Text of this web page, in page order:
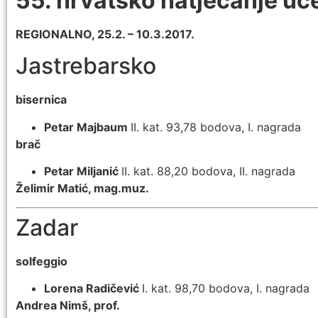
REGIONALNO, 25.2. – 10.3.2017.
Jastrebarsko
bisernica
Petar Majbaum II. kat. 93,78 bodova, I. nagrada
brač
Petar Miljanić II. kat. 88,20 bodova, II. nagrada
Želimir Matić, mag.muz.
Zadar
solfeggio
Lorena Radičević I. kat. 98,70 bodova, I. nagrada
Andrea Nimš, prof.